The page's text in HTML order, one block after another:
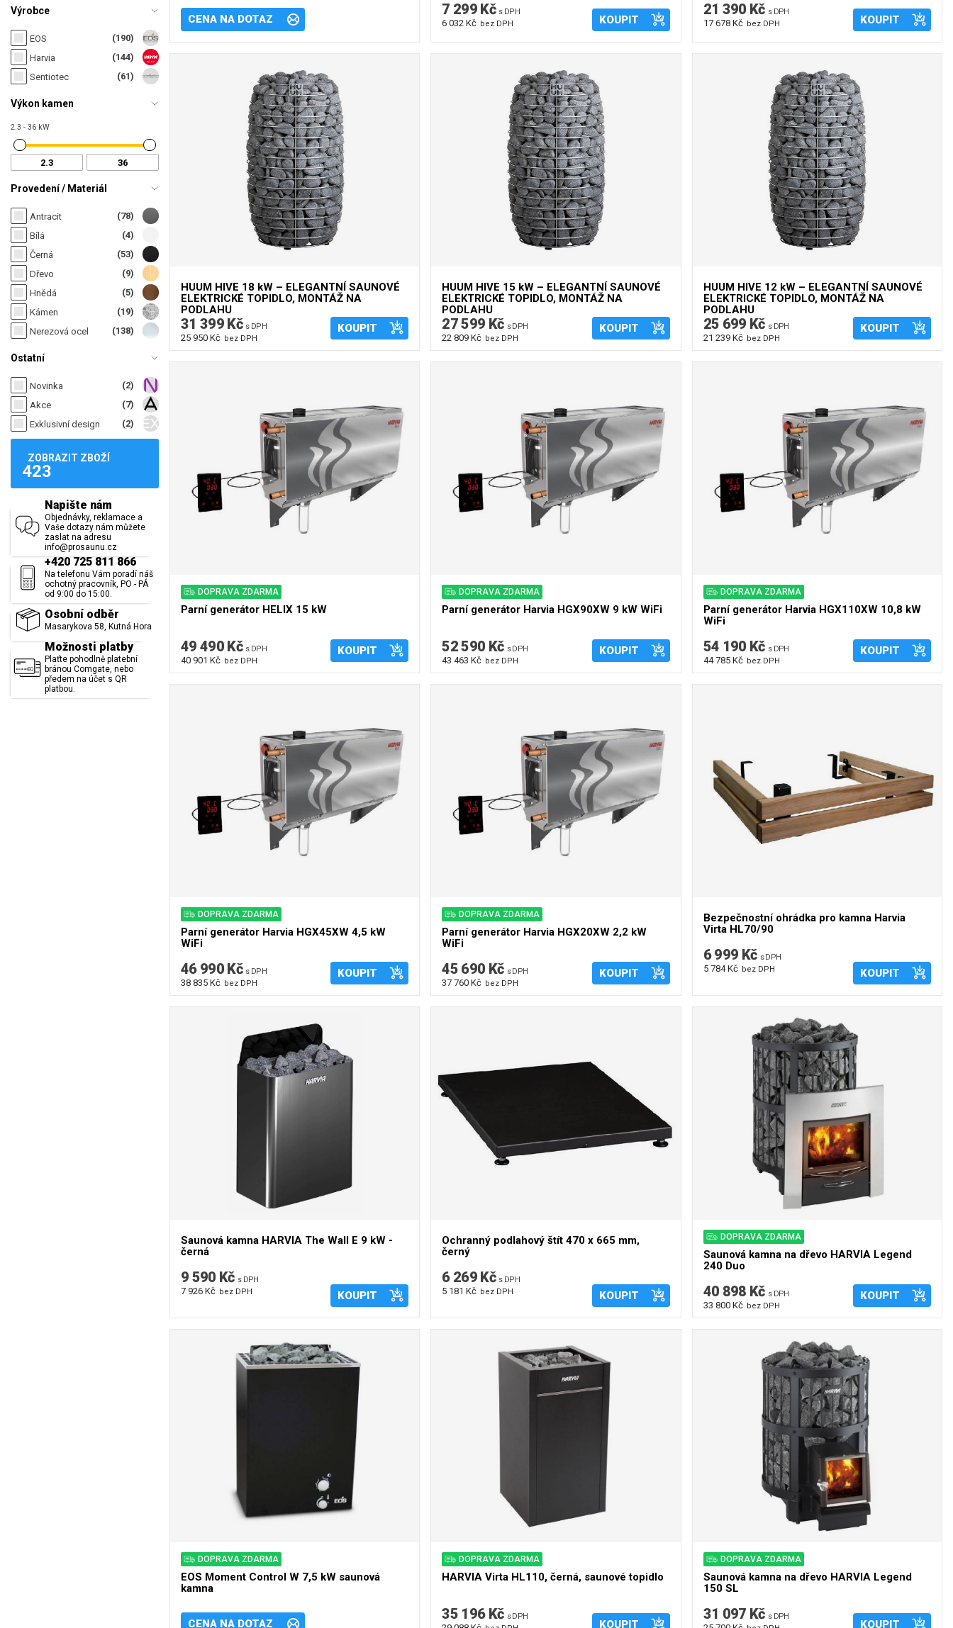
Výrobce
(190)
EOS
(144)
Harvia
(61)
Sentiotec
Výkon kamen
2.3 - 36 kW
Provedení / Materiál
(78)
Antracit
(4)
Bílá
(53)
Černá
(9)
Dřevo
(5)
Hnědá
(19)
Kámen
(138)
Nerezová ocel
Ostatní
(2)
Novinka
(7)
Akce
(2)
Exklusivní design
ZOBRAZIT ZBOŽÍ
423
Napište nám
Objednávky, reklamace a
Vaše dotazy nám můžete
zaslat na adresu
info@prosaunu.cz
+420 725 811 866
Na telefonu Vám poradí náš
ochotný pracovník, PO - PÁ
od 9:00 do 15:00.
Osobní odběr
Masarykova 58, Kutná Hora
Možnosti platby
Plaťte pohodlně platební
bránou Comgate, nebo
předem na účet s QR
platbou.
CENA NA DOTAZ
7 299 Kč s DPH
6 032 Kč bez DPH KOUPIT
21 390 Kč s DPH
17 678 Kč bez DPH KOUPIT
HUUM HIVE 18 kW – ELEGANTNÍ SAUNOVÉ
ELEKTRICKÉ TOPIDLO, MONTÁŽ NA
PODLAHU
31 399 Kč s DPH
25 950 Kč bez DPH
KOUPIT
HUUM HIVE 15 kW – ELEGANTNÍ SAUNOVÉ
ELEKTRICKÉ TOPIDLO, MONTÁŽ NA
PODLAHU
27 599 Kč s DPH
22 809 Kč bez DPH
KOUPIT
HUUM HIVE 12 kW – ELEGANTNÍ SAUNOVÉ
ELEKTRICKÉ TOPIDLO, MONTÁŽ NA
PODLAHU
25 699 Kč s DPH
21 239 Kč bez DPH
KOUPIT
DOPRAVA ZDARMA
Parní generátor HELIX 15 kW
49 490 Kč s DPH
40 901 Kč bez DPH
KOUPIT
DOPRAVA ZDARMA
Parní generátor Harvia HGX90XW 9 kW WiFi
52 590 Kč s DPH
43 463 Kč bez DPH
KOUPIT
DOPRAVA ZDARMA
Parní generátor Harvia HGX110XW 10,8 kW
WiFi
54 190 Kč s DPH
44 785 Kč bez DPH
KOUPIT
DOPRAVA ZDARMA
Parní generátor Harvia HGX45XW 4,5 kW
WiFi
46 990 Kč s DPH
38 835 Kč bez DPH
KOUPIT
DOPRAVA ZDARMA
Parní generátor Harvia HGX20XW 2,2 kW
WiFi
45 690 Kč s DPH
37 760 Kč bez DPH
KOUPIT
Bezpečnostní ohrádka pro kamna Harvia
Virta HL70/90
6 999 Kč s DPH
5 784 Kč bez DPH KOUPIT
Saunová kamna HARVIA The Wall E 9 kW -
černá
9 590 Kč s DPH
7 926 Kč bez DPH KOUPIT
Ochranný podlahový štít 470 x 665 mm,
černý
6 269 Kč s DPH
5 181 Kč bez DPH KOUPIT
DOPRAVA ZDARMA
Saunová kamna na dřevo HARVIA Legend
240 Duo
40 898 Kč s DPH
33 800 Kč bez DPH
KOUPIT
DOPRAVA ZDARMA
EOS Moment Control W 7,5 kW saunová
kamna
CENA NA DOTAZ
DOPRAVA ZDARMA
HARVIA Virta HL110, černá, saunové topidlo
35 196 Kč s DPH
KOUPIT
DOPRAVA ZDARMA
Saunová kamna na dřevo HARVIA Legend
150 SL
31 097 Kč s DPH
KOUPIT